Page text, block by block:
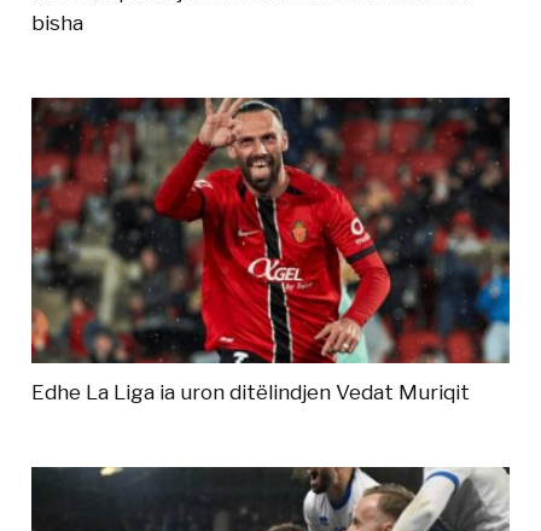
bisha
Edhe La Liga ia uron ditëlindjen Vedat Muriqit